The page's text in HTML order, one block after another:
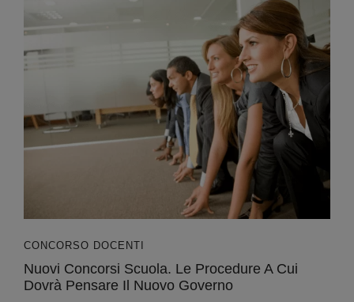
CONCORSO DOCENTI
Nuovi Concorsi Scuola. Le Procedure A Cui
Dovrà Pensare Il Nuovo Governo